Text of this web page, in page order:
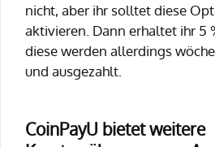
nicht, aber ihr solltet diese
aktivieren. Dann erhaltet ihr 5
diese werden allerdings
und ausgezahlt.
CoinPayU bietet weitere